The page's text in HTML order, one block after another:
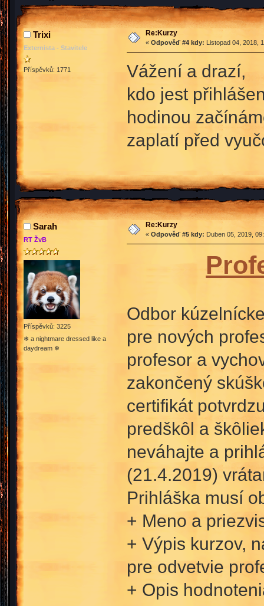
Trixi
Externista - Stavitele
Příspěvků: 1771
Re:Kurzy
« Odpověď #4 kdy: Listopad 04, 2018,
Vážení a drazí,
kdo jest
hodinou
zaplatí před
Sarah
RT ŽvB
Příspěvků: 3225
❄ a nightmare dressed like a
daydream ❄
Re:Kurzy
« Odpověď #5 kdy: Duben 05, 2019,
Odbor
pre nových
profesor a
zakončený
certifikát
predškôl a
neváhajte a
(21.4.2019)
Prihláška musí
+ Meno a
+ Výpis kurzov,
pre odvetvie
+ Opis